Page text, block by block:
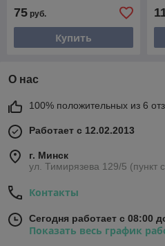
75 руб.
Купить
О нас
100% положительных из 6
Работает с 12.02.2013
г. Минск
ул. Тимирязева 129/5 (пункт
Контакты
Сегодня работает с 08:00
Показать весь график